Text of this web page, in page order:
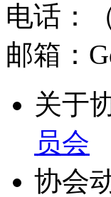
电话：
邮箱：
关于
员会
协会